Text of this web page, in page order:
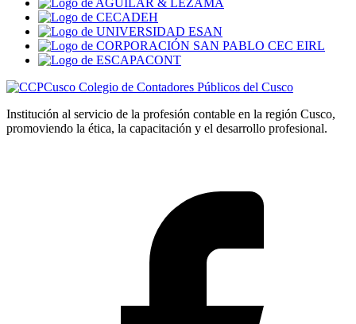
Colegio de Contadores Públicos del Cusco
Institución al servicio de la profesión contable en la región Cusco,
promoviendo la ética, la capacitación y el desarrollo profesional.